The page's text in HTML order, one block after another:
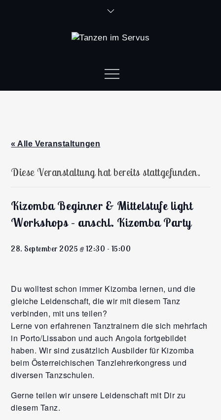
« Alle Veranstaltungen
Diese Veranstaltung hat bereits stattgefunden.
Kizomba Beginner & Mittelstufe light
Workshops – anschl. Kizomba Party
28. September 2025 @ 12:30 - 15:00
Du wolltest schon immer Kizomba lernen, und die
gleiche Leidenschaft, die wir mit diesem Tanz
verbinden, mit uns teilen?
Lerne von erfahrenen Tanztrainern die sich mehrfach
in Porto/Lissabon und auch Angola fortgebildet
haben. Wir sind zusätzlich Ausbilder für Kizomba
beim Österreichischen Tanzlehrerkongress und
diversen Tanzschulen.
Gerne teilen wir unsere Leidenschaft mit Dir zu
diesem Tanz.